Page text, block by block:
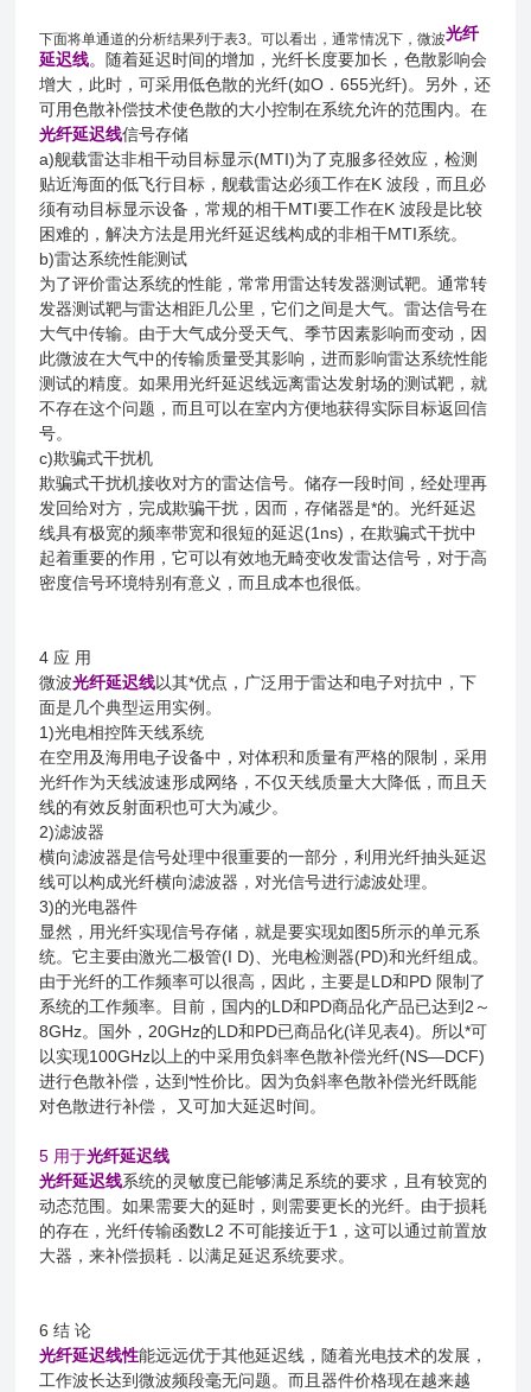
下面将单通道的分析结果列于表3。可以看出，通常情况下，微波光纤
延迟线。随着延迟时间的增加，光纤长度要加长，色散影响会
增大，此时，可采用低色散的光纤(如O．655光纤)。另外，还
可用色散补偿技术使色散的大小控制在系统允许的范围内。在
光纤延迟线信号存储
a)舰载雷达非相干动目标显示(MTI)为了克服多径效应，检测
贴近海面的低飞行目标，舰载雷达必须工作在K 波段，而且必
须有动目标显示设备，常规的相干MTI要工作在K 波段是比较
困难的，解决方法是用光纤延迟线构成的非相干MTI系统。
b)雷达系统性能测试
为了评价雷达系统的性能，常常用雷达转发器测试靶。通常转
发器测试靶与雷达相距几公里，它们之间是大气。雷达信号在
大气中传输。由于大气成分受天气、季节因素影响而变动，因
此微波在大气中的传输质量受其影响，进而影响雷达系统性能
测试的精度。如果用光纤延迟线远离雷达发射场的测试靶，就
不存在这个问题，而且可以在室内方便地获得实际目标返回信
号。
c)欺骗式干扰机
欺骗式干扰机接收对方的雷达信号。储存一段时间，经处理再
发回给对方，完成欺骗干扰，因而，存储器是*的。光纤延迟
线具有极宽的频率带宽和很短的延迟(1ns)，在欺骗式干扰中
起着重要的作用，它可以有效地无畸变收发雷达信号，对于高
密度信号环境特别有意义，而且成本也很低。
4 应 用
微波光纤延迟线以其*优点，广泛用于雷达和电子对抗中，下
面是几个典型运用实例。
1)光电相控阵天线系统
在空用及海用电子设备中，对体积和质量有严格的限制，采用
光纤作为天线波速形成网络，不仅天线质量大大降低，而且天
线的有效反射面积也可大为减少。
2)滤波器
横向滤波器是信号处理中很重要的一部分，利用光纤抽头延迟
线可以构成光纤横向滤波器，对光信号进行滤波处理。
3)的光电器件
显然，用光纤实现信号存储，就是要实现如图5所示的单元系
统。它主要由激光二极管(I D)、光电检测器(PD)和光纤组成。
由于光纤的工作频率可以很高，因此，主要是LD和PD 限制了
系统的工作频率。目前，国内的LD和PD商品化产品已达到2～
8GHz。国外，20GHz的LD和PD已商品化(详见表4)。所以*可
以实现100GHz以上的中采用负斜率色散补偿光纤(NS—DCF)
进行色散补偿，达到*性价比。因为负斜率色散补偿光纤既能
对色散进行补偿， 又可加大延迟时间。
5 用于光纤延迟线
光纤延迟线系统的灵敏度已能够满足系统的要求，且有较宽的
动态范围。如果需要大的延时，则需要更长的光纤。由于损耗
的存在，光纤传输函数L2 不可能接近于1，这可以通过前置放
大器，来补偿损耗．以满足延迟系统要求。
6 结 论
光纤延迟线性能远远优于其他延迟线，随着光电技术的发展，
工作波长达到微波频段毫无问题。而且器件价格现在越来越